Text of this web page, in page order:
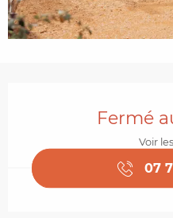
Fermé
Voir
07